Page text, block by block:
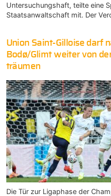
Untersuchungshaft, teilte eine
Staatsanwaltschaft mit. Der
Union Saint-Gilloise darf
Bodø/Glimt weiter von
träumen
Die Tür zur Ligaphase der